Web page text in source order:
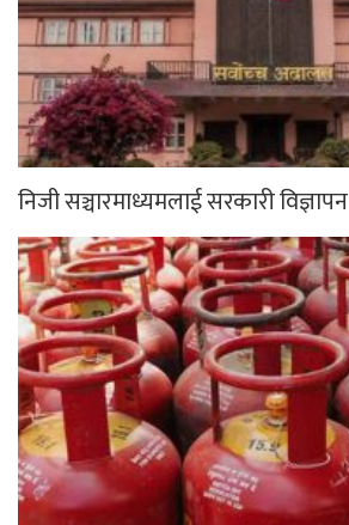
निजी सञ्चारमाध्यमलाई सरकारी विज्ञापन